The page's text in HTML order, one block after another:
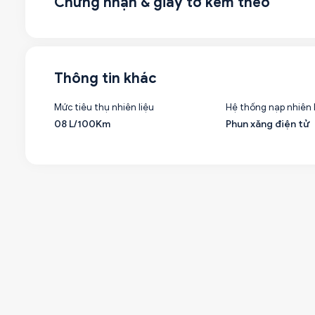
Thông tin khác
Mức tiêu thụ nhiên liệu
08 L/100Km
Hệ thống nạp nhiên
Phun xăng điện tử